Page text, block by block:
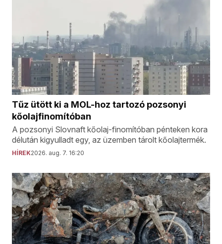
Tűz ütött ki a MOL-hoz tartozó pozsonyi
kőolajfinomítóban
A pozsonyi Slovnaft kőolaj-finomítóban pénteken kora
délután kigyulladt egy, az üzemben tárolt kőolajtermék.
HÍREK2026. aug. 7. 16:20